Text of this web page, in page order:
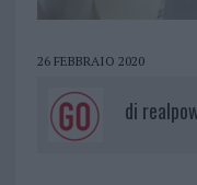
26 FEBBRAIO 2020
di